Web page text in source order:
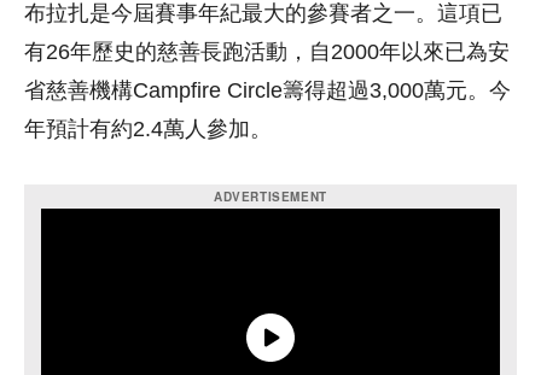
布拉扎是今屆賽事年紀最大的參賽者之一。這項已
有26年歷史的慈善長跑活動，自2000年以來已為安
省慈善機構Campfire Circle籌得超過3,000萬元。今
年預計有約2.4萬人參加。